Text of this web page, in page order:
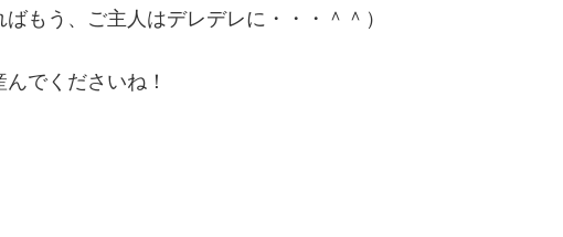
もう、ご主人はデレデレに・・・＾＾）
でくださいね！